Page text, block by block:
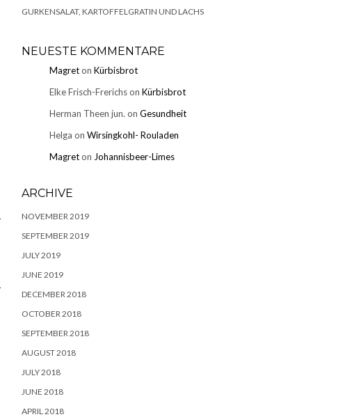
GURKENSALAT, KARTOFFELGRATIN UND LACHS
NEUESTE KOMMENTARE
Magreton Kürbisbrot
Elke Frisch-Frerichson Kürbisbrot
Herman Theen jun. on Gesundheit
Helga on Wirsingkohl- Rouladen
Magreton Johannisbeer-Limes
ARCHIVE
NOVEMBER 2019
SEPTEMBER 2019
JULY 2019
JUNE 2019
DECEMBER 2018
OCTOBER 2018
SEPTEMBER 2018
AUGUST 2018
JULY 2018
JUNE 2018
APRIL 2018